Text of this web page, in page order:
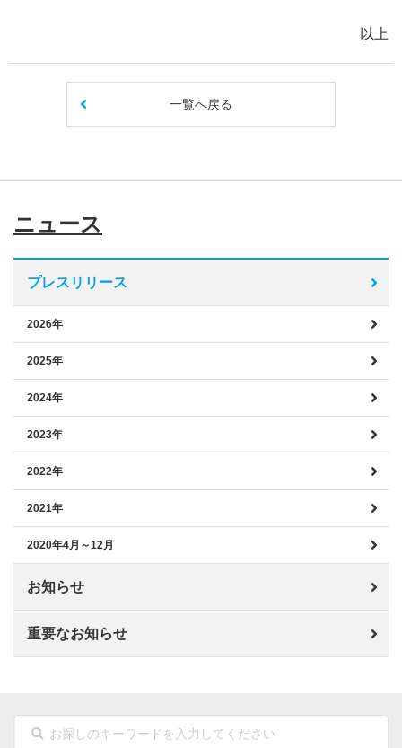
以上
一覧へ戻る
ニュース
プレスリリース
2026年
2025年
2024年
2023年
2022年
2021年
2020年4月～12月
お知らせ
重要なお知らせ